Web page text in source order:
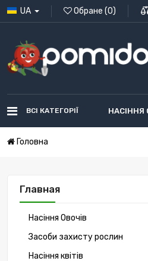
UA Обране (0)
ВСІ КАТЕГОРІЇ НАСІННЯ
Головна
Главная
Насіння Овочів
Засоби захисту рослин
Насіння квітів